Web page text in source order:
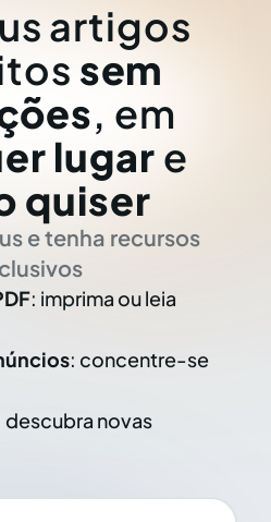
artigos
sem
, em
lugar e
quiser
e tenha recursos
: imprima ou leia
: concentre-se
descubra novas